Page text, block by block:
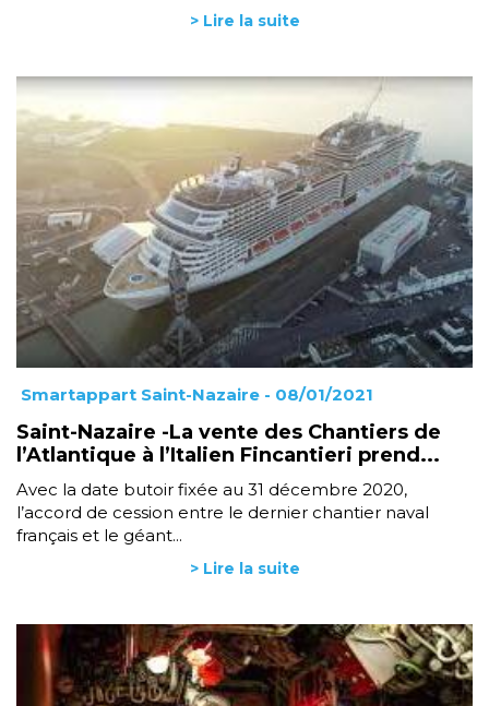
> Lire la suite
Smartappart Saint-Nazaire - 08/01/2021
Saint-Nazaire -La vente des Chantiers de
l’Atlantique à l’Italien Fincantieri prend...
Avec la date butoir fixée au 31 décembre 2020,
l’accord de cession entre le dernier chantier naval
français et le géant...
> Lire la suite